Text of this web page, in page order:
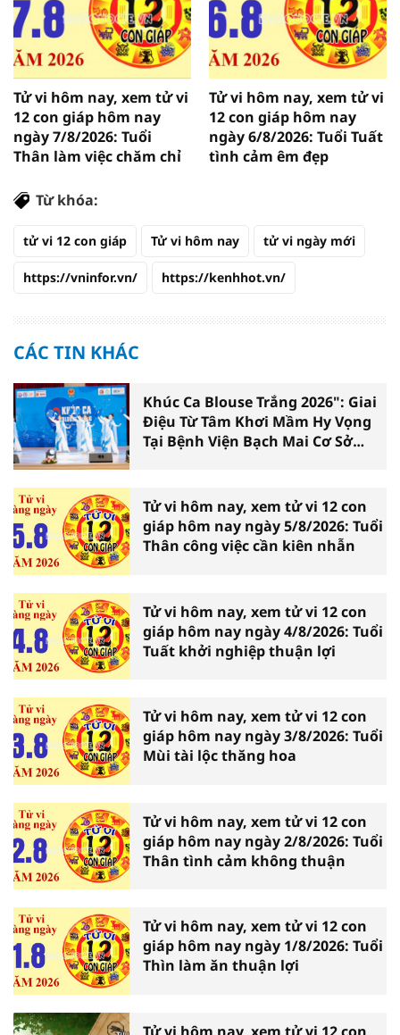
Tử vi hôm nay, xem tử vi
12 con giáp hôm nay
ngày 7/8/2026: Tuổi
Thân làm việc chăm chỉ
Tử vi hôm nay, xem tử vi
12 con giáp hôm nay
ngày 6/8/2026: Tuổi Tuất
tình cảm êm đẹp
Từ khóa:
tử vi 12 con giáp Tử vi hôm nay tử vi ngày mới
https://vninfor.vn/ https://kenhhot.vn/
CÁC TIN KHÁC
Khúc Ca Blouse Trắng 2026": Giai
Điệu Từ Tâm Khơi Mầm Hy Vọng
Tại Bệnh Viện Bạch Mai Cơ Sở
Tử vi hôm nay, xem tử vi 12 con
giáp hôm nay ngày 5/8/2026: Tuổi
Thân công việc cần kiên nhẫn
Tử vi hôm nay, xem tử vi 12 con
giáp hôm nay ngày 4/8/2026: Tuổi
Tuất khởi nghiệp thuận lợi
Tử vi hôm nay, xem tử vi 12 con
giáp hôm nay ngày 3/8/2026: Tuổi
Mùi tài lộc thăng hoa
Tử vi hôm nay, xem tử vi 12 con
giáp hôm nay ngày 2/8/2026: Tuổi
Thân tình cảm không thuận
Tử vi hôm nay, xem tử vi 12 con
giáp hôm nay ngày 1/8/2026: Tuổi
Thìn làm ăn thuận lợi